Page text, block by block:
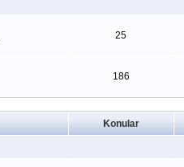
25
186
Konular